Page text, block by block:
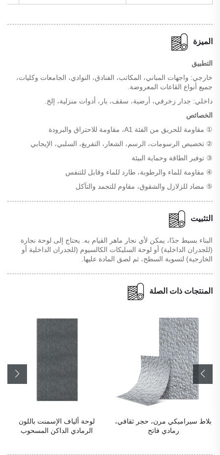
الميزة
التطبيق
خارجي: واجهات المباني، المكاتب، الفنادق، النوادي، الجامعات وكليات،
جميع أنواع القاعات المعروضة.
داخلي: جدار زخرفي، أرضية، سقف، بار، أدوات منزلية، إلخ.
الخصائص
① مقاومة للحريق من الفئة A1، مقاومة للاحتراق والبرودة
② تخصيص الرسومات، الرسم، الشعار، التفريغ، السلبي، الإيجابي
③ توفير الطاقة وحماية البيئة
④ مقاومة للماء والرطوبة، طارد للماء وقابل للتنفس
⑤ مضاد للزلازل والشقوق، مقاوم للتجمد والتآكل
التثبيت
البناء بسيط جدًا، يمكن لأي نجار ماهر القيام به. يحتاج إلى لوحة نجارة
(للجدران الداخلية) أو لوحة السليكات الكالسيوم (للجدران الداخلية أو
الخارجية) لتسوية السطح، ثم لصق المادة عليها.
المنتجات ذات الصلة
لوحة ألياف الإسمنت باللون
الرمادي الداكن المسحوب
خرسانة شفافة بلون رمادي نجمي